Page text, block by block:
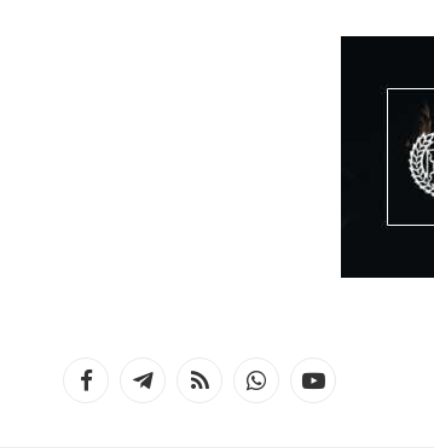
FacebookTelegramRSS WhatsAppYouTube